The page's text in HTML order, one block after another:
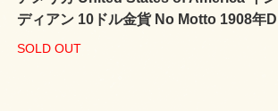
ディアン 10ドル金貨 No Motto 1908年D
SOLD OUT